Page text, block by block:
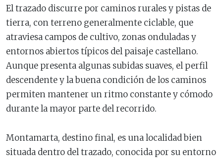
El trazado discurre por caminos rurales y pistas de
tierra, con terreno generalmente ciclable, que
atraviesa campos de cultivo, zonas onduladas y
entornos abiertos típicos del paisaje castellano.
Aunque presenta algunas subidas suaves, el perfil
descendente y la buena condición de los caminos
permiten mantener un ritmo constante y cómodo
durante la mayor parte del recorrido.
Montamarta, destino final, es una localidad bien
situada dentro del trazado, conocida por su entorno